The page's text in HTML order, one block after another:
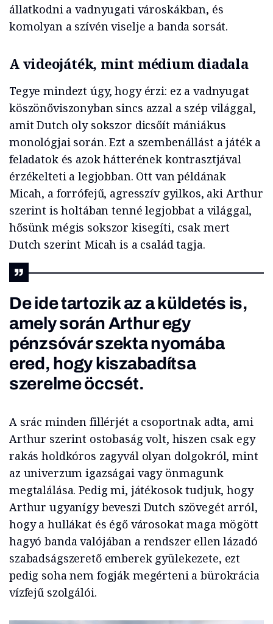
állatkodni a vadnyugati városkákban, és
komolyan a szívén viselje a banda sorsát.
A videojáték, mint médium diadala
Tegye mindezt úgy, hogy érzi: ez a vadnyugat
köszönőviszonyban sincs azzal a szép világgal,
amit Dutch oly sokszor dicsőít mániákus
monológjai során. Ezt a szembenállást a játék a
feladatok és azok hátterének kontrasztjával
érzékelteti a legjobban. Ott van példának
Micah, a forrófejű, agresszív gyilkos, aki Arthur
szerint is holtában tenné legjobbat a világgal,
hősünk mégis sokszor kisegíti, csak mert
Dutch szerint Micah is a család tagja.
De ide tartozik az a küldetés is,
amely során Arthur egy
pénzsóvár szekta nyomába
ered, hogy kiszabadítsa
szerelme öccsét.
A srác minden fillérjét a csoportnak adta, ami
Arthur szerint ostobaság volt, hiszen csak egy
rakás holdkóros zagyvál olyan dolgokról, mint
az univerzum igazságai vagy önmagunk
megtalálása. Pedig mi, játékosok tudjuk, hogy
Arthur ugyanígy beveszi Dutch szövegét arról,
hogy a hullákat és égő városokat maga mögött
hagyó banda valójában a rendszer ellen lázadó
szabadságszerető emberek gyülekezete, ezt
pedig soha nem fogják megérteni a bürokrácia
vízfejű szolgálói.